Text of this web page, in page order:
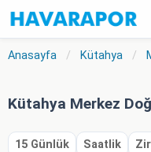
Anasayfa / Kütahya /
Kütahya Merkez
15 Günlük Saatlik